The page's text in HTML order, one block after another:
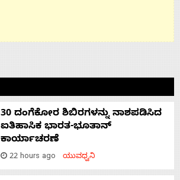
30 ದಂಗೆಕೋರ ಶಿಬಿರಗಳನ್ನು ನಾಶಪಡಿಸಿದ
ಐತಿಹಾಸಿಕ ಭಾರತ-ಭೂತಾನ್
ಕಾರ್ಯಾಚರಣೆ
22 hours ago ಯುವಧ್ವನಿ